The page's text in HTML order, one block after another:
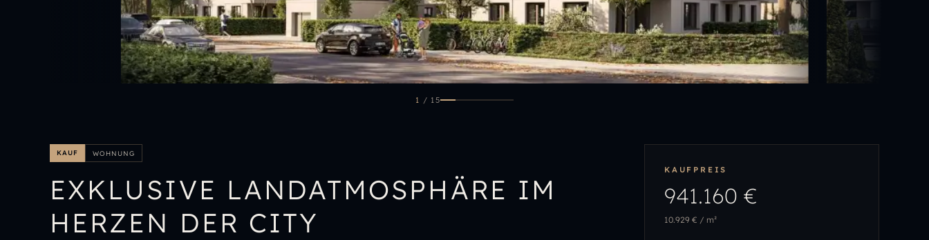
1 / 15
KAUF WOHNUNG
EXKLUSIVE LANDATMOSPHÄRE IM
HERZEN DER CITY
KAUFPREIS
941.160 €
10.929 € / m²